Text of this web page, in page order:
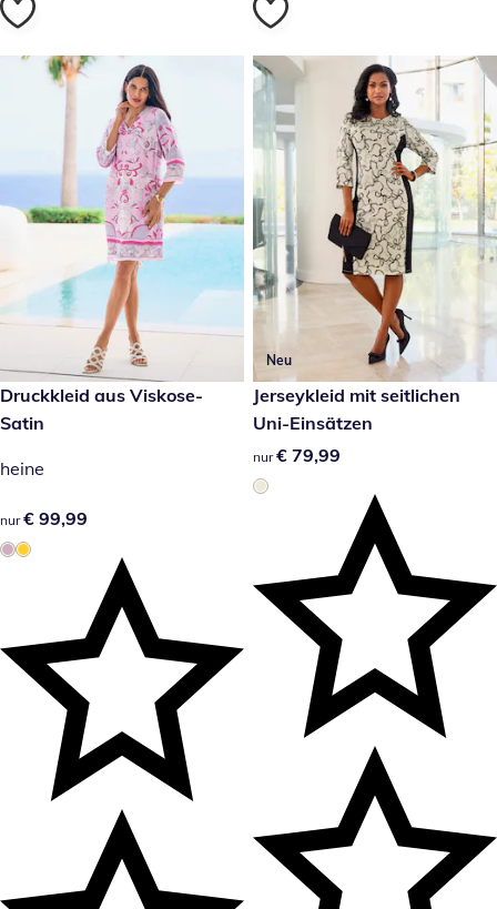
€ 99,99
Druckkleid aus Viskose-
Satin
heine
€ 99,99
nur € 99,99
Neu
€ 79,99
Jerseykleid mit seitlichen
Uni-Einsätzen
€ 79,99
nur € 79,99